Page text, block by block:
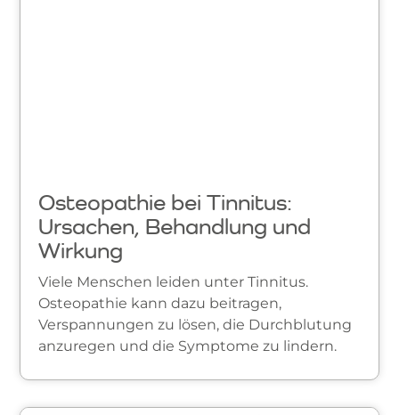
Osteopathie bei Tinnitus:
Ursachen, Behandlung und
Wirkung
Viele Menschen leiden unter Tinnitus.
Osteopathie kann dazu beitragen,
Verspannungen zu lösen, die Durchblutung
anzuregen und die Symptome zu lindern.